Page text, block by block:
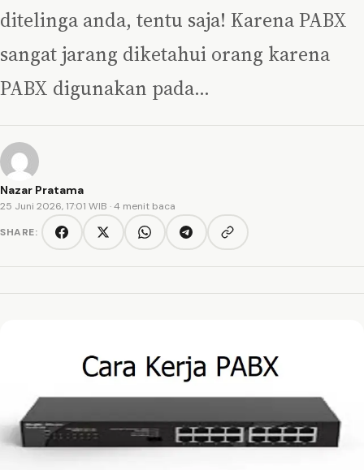
ditelinga anda, tentu saja! Karena PABX
sangat jarang diketahui orang karena
PABX digunakan pada…
Nazar Pratama
25 Juni 2026, 17:01 WIB · 4 menit baca
SHARE:
FacebookTwitter/XWhatsAppTelegramCopy link